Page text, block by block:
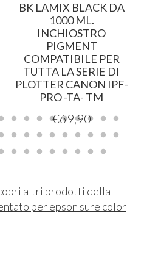
BK LAMIX BLACK DA
1000 ML.
INCHIOSTRO
PIGMENT
COMPATIBILE PER
TUTTA LA SERIE DI
PLOTTER CANON IPF-
PRO -TA- TM
€69,90
altri prodotti della
per epson sure color